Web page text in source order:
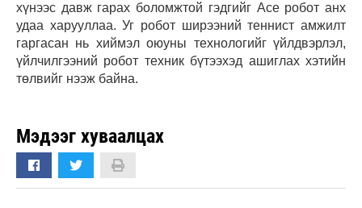
хүнээс давж гарах боломжтой гэдгийг Ace робот анх
удаа харууллаа. Уг робот ширээний теннист амжилт
гаргасан нь хиймэл оюуны технологийг үйлдвэрлэл,
үйлчилгээний робот техник бүтээхэд ашиглах хэтийн
төлвийг нээж байна.
Мэдээг хуваалцах